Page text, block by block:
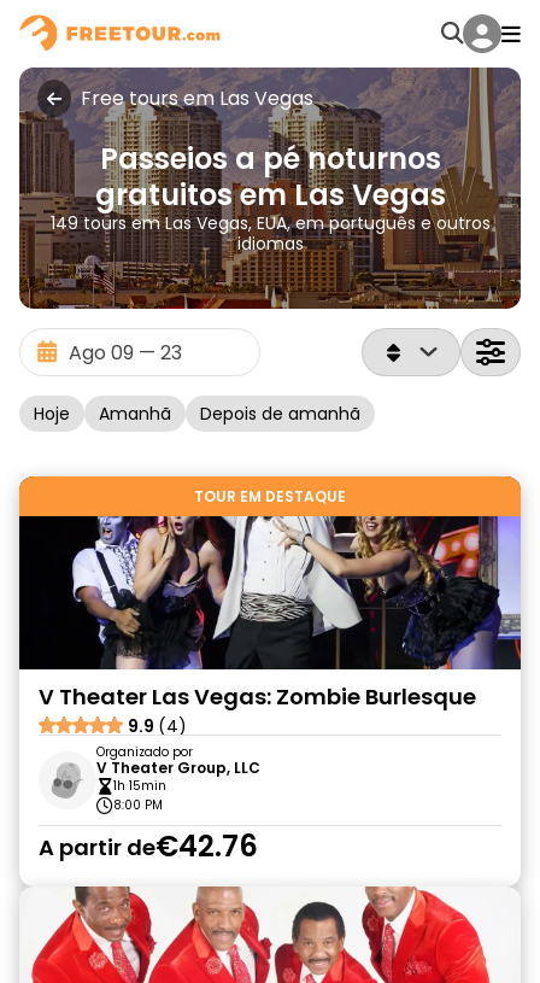
Free tours em Las Vegas
Passeios a pé noturnos
gratuitos em Las Vegas
149 tours em Las Vegas, EUA, em português e outros
idiomas
Hoje Amanhã Depois de amanhã
TOUR EM DESTAQUE
V Theater Las Vegas: Zombie Burlesque
9.9 (4)
Organizado por
V Theater Group, LLC
1h 15min
8:00 PM
A partir de€42.76